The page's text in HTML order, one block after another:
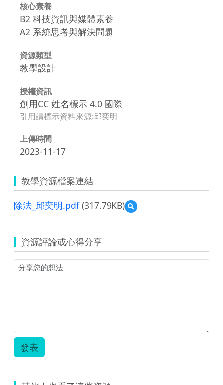
核心素養
B2 科技資訊與媒體素養
A2 系統思考與解決問題
資源類型
教學設計
授權資訊
創用CC 姓名標示 4.0 國際
引用請標示資料來源:邱奕明
上傳時間
2023-11-17
教學資源檔案連結
除法_邱奕明.pdf(317.79KB)
預
覽
邱
奕
資源評論或心得分享
發表